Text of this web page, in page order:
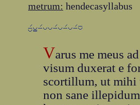
metrum: hendecasyllabus
Varus me meus
visum duxerat e
scortillum, ut mihi
non sane